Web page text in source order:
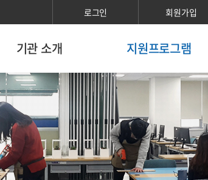
로그인 회원가입
기관 소개 지원프로그램